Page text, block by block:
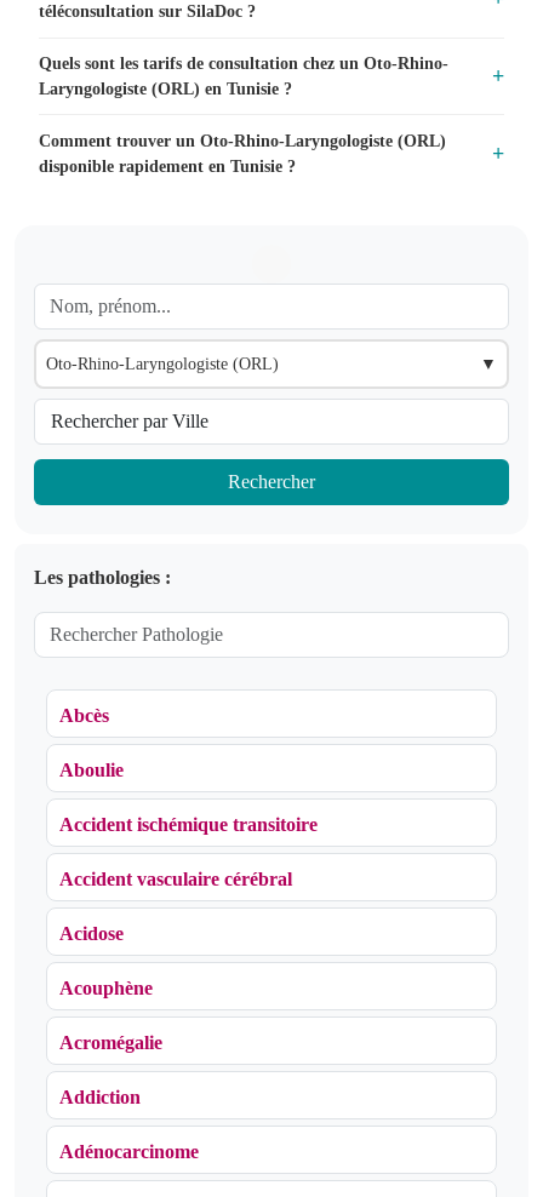
Oto-Rhino-Laryngologiste (ORL) ▼
Rechercher
Les pathologies :
Abcès
Aboulie
Accident ischémique transitoire
Accident vasculaire cérébral
Acidose
Acouphène
Acromégalie
Addiction
Adénocarcinome
téléconsultation sur SilaDoc ?
Quels sont les tarifs de consultation chez un Oto-Rhino-
Laryngologiste (ORL) en Tunisie ?
Comment trouver un Oto-Rhino-Laryngologiste (ORL)
disponible rapidement en Tunisie ?